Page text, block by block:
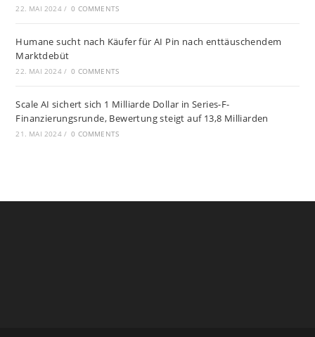
22. MAI 2024 / 0 COMMENTS
Humane sucht nach Käufer für AI Pin nach enttäuschendem
Marktdebüt
22. MAI 2024 / 0 COMMENTS
Scale AI sichert sich 1 Milliarde Dollar in Series-F-
Finanzierungsrunde, Bewertung steigt auf 13,8 Milliarden
21. MAI 2024 / 0 COMMENTS